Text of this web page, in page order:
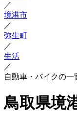
／
境港市
／
弥生町
／
生活
／
自動車・バイクの一
鳥取県境